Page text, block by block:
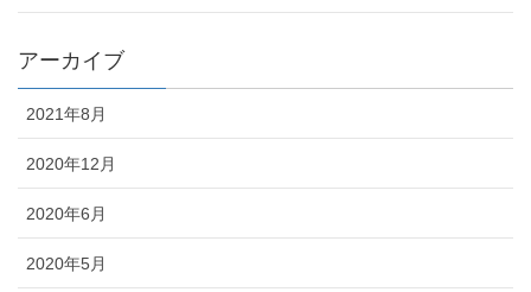
アーカイブ
2021年8月
2020年12月
2020年6月
2020年5月